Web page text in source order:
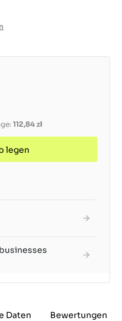
112,84 zł
legen
Daten Bewertungen